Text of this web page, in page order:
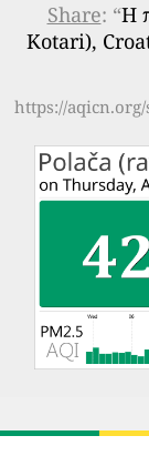
Share: “Η
Kotari),
https://